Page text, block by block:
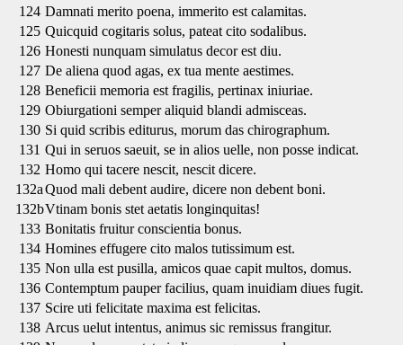
124 Damnati merito poena, immerito est calamitas.
125 Quicquid cogitaris solus, pateat cito sodalibus.
126 Honesti nunquam simulatus decor est diu.
127 De aliena quod agas, ex tua mente aestimes.
128 Beneficii memoria est fragilis, pertinax iniuriae.
129 Obiurgationi semper aliquid blandi admisceas.
130 Si quid scribis editurus, morum das chirographum.
131 Qui in seruos saeuit, se in alios uelle, non posse indicat.
132 Homo qui tacere nescit, nescit dicere.
132aQuod mali debent audire, dicere non debent boni.
132bVtinam bonis stet aetatis longinquitas!
133 Bonitatis fruitur conscientia bonus.
134 Homines effugere cito malos tutissimum est.
135 Non ulla est pusilla, amicos quae capit multos, domus.
136 Contemptum pauper facilius, quam inuidiam diues fugit.
137 Scire uti felicitate maxima est felicitas.
138 Arcus uelut intentus, animus sic remissus frangitur.